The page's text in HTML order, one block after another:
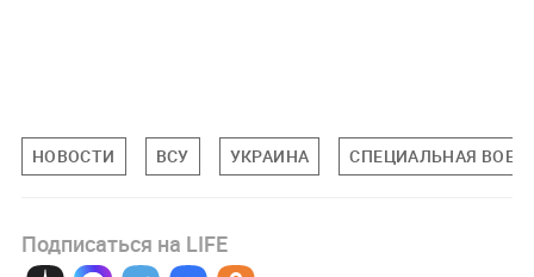
НОВОСТИ ВСУ УКРАИНА СПЕЦИАЛЬНАЯ
Подписаться на LIFE